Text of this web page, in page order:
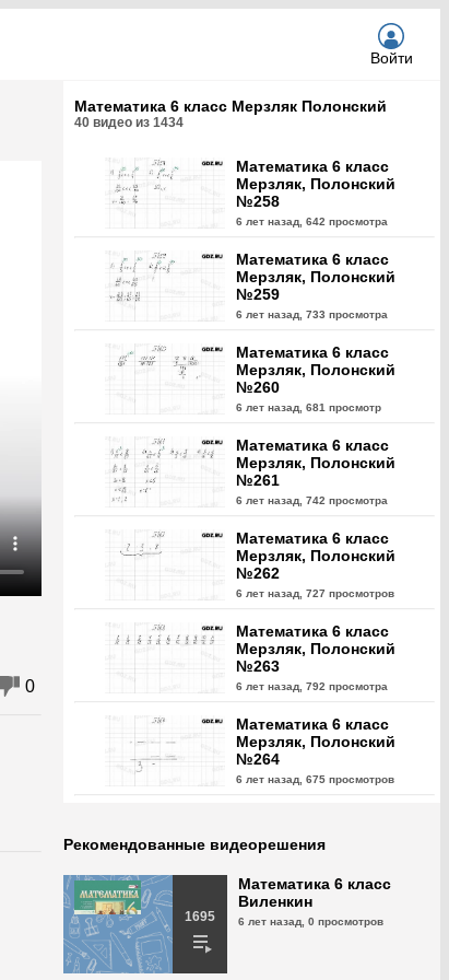
Войти
0
Математика 6 класс Мерзляк Полонский
40 видео из 1434
Математика 6 класс
Мерзляк, Полонский
№258
6 лет назад, 642 просмотра
Математика 6 класс
Мерзляк, Полонский
№259
6 лет назад, 733 просмотра
Математика 6 класс
Мерзляк, Полонский
№260
6 лет назад, 681 просмотр
Математика 6 класс
Мерзляк, Полонский
№261
6 лет назад, 742 просмотра
Математика 6 класс
Мерзляк, Полонский
№262
6 лет назад, 727 просмотров
Математика 6 класс
Мерзляк, Полонский
№263
6 лет назад, 792 просмотра
Математика 6 класс
Мерзляк, Полонский
№264
6 лет назад, 675 просмотров
№265
Математика 6 класс
Мерзляк, Полонский
Рекомендованные видеорешения
1695
Математика 6 класс
Виленкин
6 лет назад, 0 просмотров